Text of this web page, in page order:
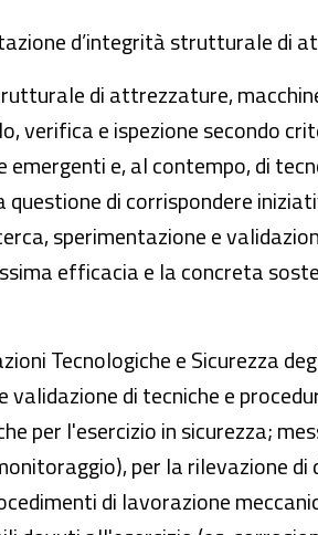
d’integrità strutturale di
di attrezzature,
verifica e ispezione secondo
e, al contempo, di
di corrispondere
sperimentazione e
efficacia e la concreta
Tecnologiche e Sicurezza
di tecniche e
per l'esercizio in sicurezza;
per la rilevazione
di lavorazione